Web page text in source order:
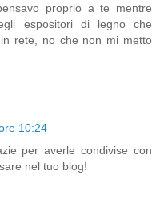
proprio a te mentre
espositori di legno che
rete, no che non mi metto
10:24
per averle condivise con
nel tuo blog!